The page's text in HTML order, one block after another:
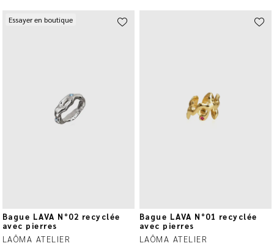
Essayer en boutique
Bague LAVA N°02 recyclée
avec pierres
LAÔMA ATELIER
Bague LAVA N°01 recyclée
avec pierres
LAÔMA ATELIER